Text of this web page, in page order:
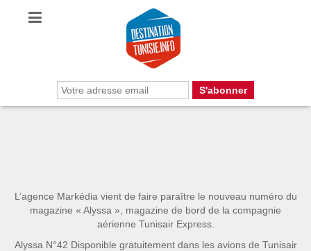
L’agence Markédia vient de faire paraître le nouveau numéro du
magazine « Alyssa », magazine de bord de la compagnie
aérienne Tunisair Express.
Alyssa N°42 Disponible gratuitement dans les avions de Tunisair